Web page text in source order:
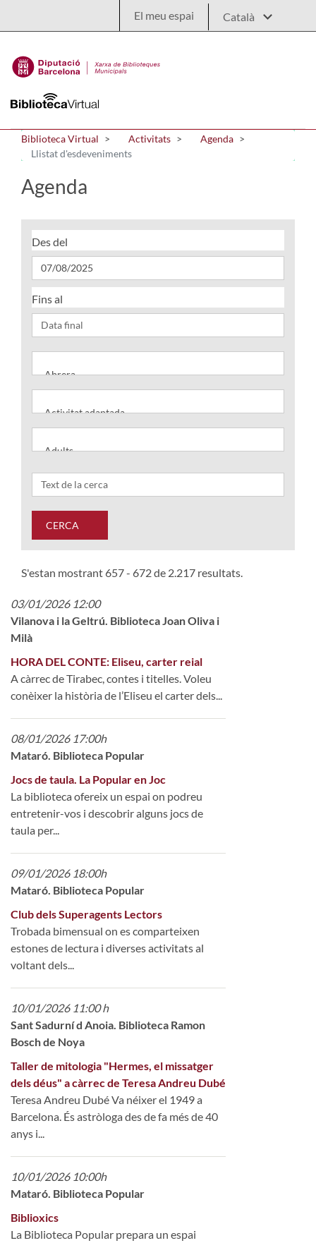
El meu espai
Biblioteca Virtual Activitats
Agenda
Llistat d'esdeveniments
Agenda
Des del
Fins al
CERCA
S'estan mostrant 657 - 672 de 2.217 resultats.
03/01/2026 12:00
Vilanova i la Geltrú. Biblioteca Joan Oliva i
Milà
HORA DEL CONTE: Eliseu, carter reial
A càrrec de Tirabec, contes i titelles. Voleu
conèixer la història de l’Eliseu el carter dels...
08/01/2026 17:00h
Mataró. Biblioteca Popular
Jocs de taula. La Popular en Joc
La biblioteca ofereix un espai on podreu
entretenir-vos i descobrir alguns jocs de
taula per...
09/01/2026 18:00h
Mataró. Biblioteca Popular
Club dels Superagents Lectors
Trobada bimensual on es comparteixen
estones de lectura i diverses activitats al
voltant dels...
10/01/2026 11:00 h
Sant Sadurní d Anoia. Biblioteca Ramon
Bosch de Noya
Taller de mitologia "Hermes, el missatger
dels déus" a càrrec de Teresa Andreu Dubé
Teresa Andreu Dubé Va néixer el 1949 a
Barcelona. És astròloga des de fa més de 40
anys i...
10/01/2026 10:00h
Mataró. Biblioteca Popular
Biblioxics
La Biblioteca Popular prepara un espai